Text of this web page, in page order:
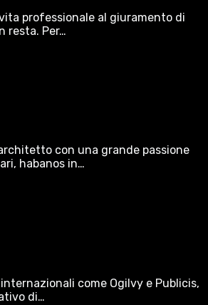
professionale al giuramento di
resta. Per…
con una grande passione
habanos in…
come Ogilvy e Publicis,
di…